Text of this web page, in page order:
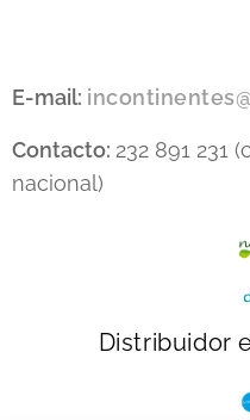
E-mail:
Contacto: 232 891 231
nacional)
Distribuidor